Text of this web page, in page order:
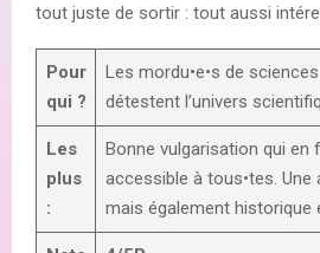
tout juste de sortir : tout aussi
Pour
qui ?
Les mordu•e•s de
détestent l’univers
Les
plus
:
Bonne vulgarisation qui en
accessible à tous•tes.
mais également historique